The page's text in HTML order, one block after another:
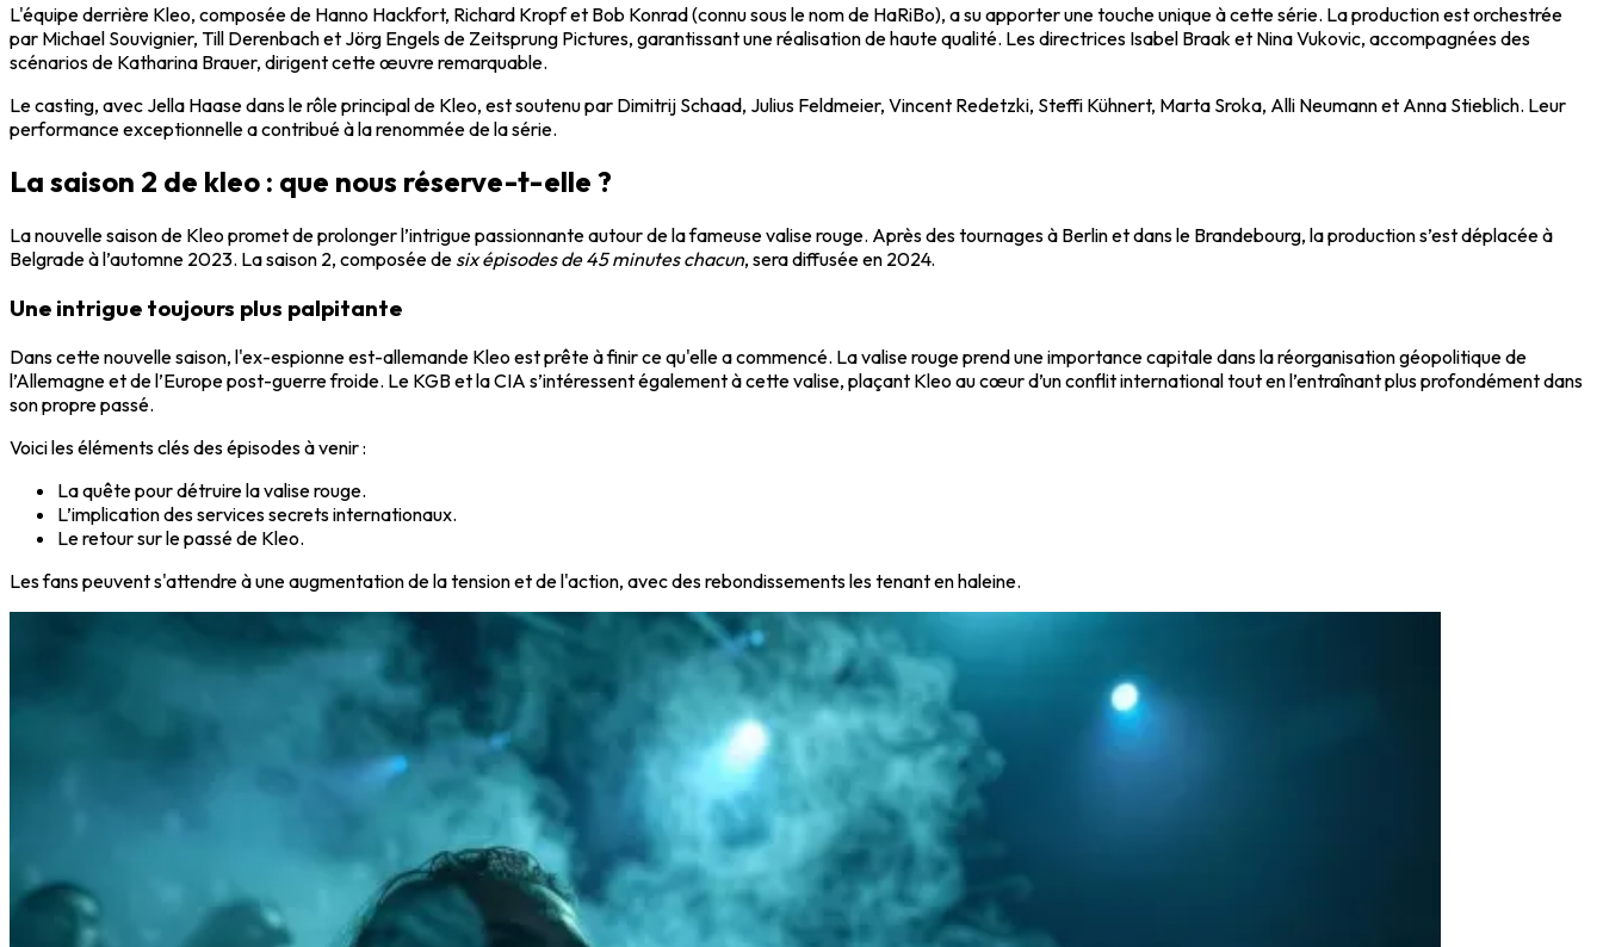
L'équipe derrière Kleo, composée de Hanno Hackfort, Richard Kropf et Bob Konrad (connu sous le nom de HaRiBo), a su apporter une touche unique à cette série. La production est orchestrée
par Michael Souvignier, Till Derenbach et Jörg Engels de Zeitsprung Pictures, garantissant une réalisation de haute qualité. Les directrices Isabel Braak et Nina Vukovic, accompagnées des
scénarios de Katharina Brauer, dirigent cette œuvre remarquable.
Le casting, avec Jella Haase dans le rôle principal de Kleo, est soutenu par Dimitrij Schaad, Julius Feldmeier, Vincent Redetzki, Steffi Kühnert, Marta Sroka, Alli Neumann et Anna Stieblich. Leur
performance exceptionnelle a contribué à la renommée de la série.
La saison 2 de kleo : que nous réserve-t-elle ?
La nouvelle saison de Kleo promet de prolonger l’intrigue passionnante autour de la fameuse valise rouge. Après des tournages à Berlin et dans le Brandebourg, la production s’est déplacée à
Belgrade à l’automne 2023. La saison 2, composée de six épisodes de 45 minutes chacun, sera diffusée en 2024.
Une intrigue toujours plus palpitante
Dans cette nouvelle saison, l'ex-espionne est-allemande Kleo est prête à finir ce qu'elle a commencé. La valise rouge prend une importance capitale dans la réorganisation géopolitique de
l’Allemagne et de l’Europe post-guerre froide. Le KGB et la CIA s’intéressent également à cette valise, plaçant Kleo au cœur d’un conflit international tout en l’entraînant plus profondément dans
son propre passé.
Voici les éléments clés des épisodes à venir :
La quête pour détruire la valise rouge.
L’implication des services secrets internationaux.
Le retour sur le passé de Kleo.
Les fans peuvent s'attendre à une augmentation de la tension et de l'action, avec des rebondissements les tenant en haleine.